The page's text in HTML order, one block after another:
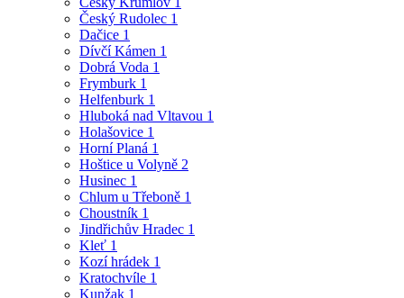
Český Rudolec 1
Dačice 1
Dívčí Kámen 1
Dobrá Voda 1
Frymburk 1
Helfenburk 1
Hluboká nad Vltavou 1
Holašovice 1
Horní Planá 1
Hoštice u Volyně 2
Husinec 1
Chlum u Třeboně 1
Choustník 1
Jindřichův Hradec 1
Kleť 1
Kozí hrádek 1
Kratochvíle 1
Kunžak 1